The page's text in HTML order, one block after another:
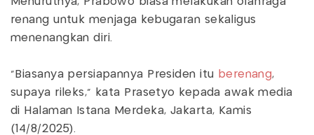
renang untuk menjaga kebugaran sekaligus
menenangkan diri.
“Biasanya persiapannya Presiden itu berenang,
supaya rileks,” kata Prasetyo kepada awak media
di Halaman Istana Merdeka, Jakarta, Kamis
(14/8/2025).